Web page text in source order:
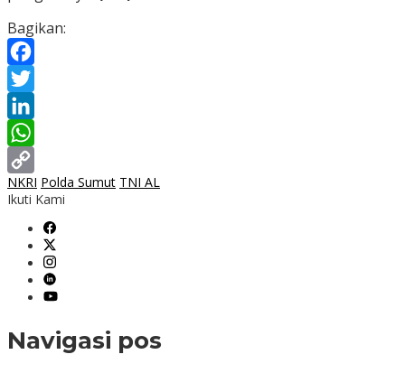
Bagikan:
Facebook
Twitter
LinkedIn
WhatsApp
Copy
NKRI Polda Sumut TNI AL
Ikuti Kami
Navigasi pos